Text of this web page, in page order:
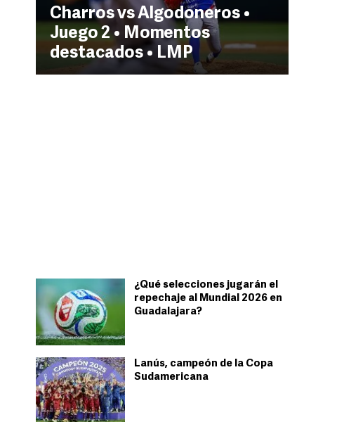
Charros vs Algodoneros •
Juego 2 • Momentos
destacados • LMP
¿Qué selecciones jugarán el
repechaje al Mundial 2026 en
Guadalajara?
Lanús, campeón de la Copa
Sudamericana